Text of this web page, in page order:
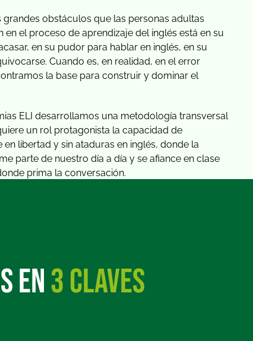
grandes obstáculos que las personas adultas
en el proceso de aprendizaje del inglés está en su
en su pudor para hablar en inglés, en su
Cuando es, en realidad, en el error
la base para construir y dominar el
ELI desarrollamos una metodología transversal
un rol protagonista la capacidad de
en libertad y sin ataduras en inglés, donde la
parte de nuestro día a día y se afiance en clase
prima la conversación.
EN3 CLAVES